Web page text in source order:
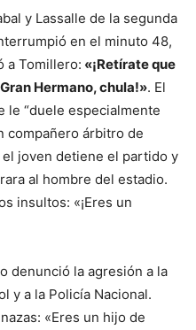
y Lassalle de la segunda
en el minuto 48,
a Tomillero: «¡Retírate que
Hermano, chula!». El
le “duele especialmente
compañero árbitro de
joven detiene el partido y
al hombre del estadio.
insultos: «¡Eres un
denunció la agresión a la
y a la Policía Nacional.
«Eres un hijo de